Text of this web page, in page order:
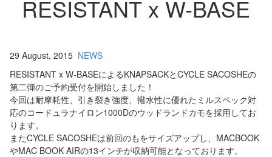
RESISTANT x W-BASE
29 August, 2015 NEWS
RESISTANT x W-BASEによるKNAPSACKとCYCLE SACOSHEの
第二弾のご予約受付を開始しました！
今回は耐摩耗性、引き裂き強度、撥水性に優れたミルスペック対
応のコードュラナイロン1000Dのウッドランドカモを採用してお
ります。
またCYCLE SACOSHEは前回のもをサイズアップし、MACBOOK
やMAC BOOK AIRの13インチが収納可能となっております。